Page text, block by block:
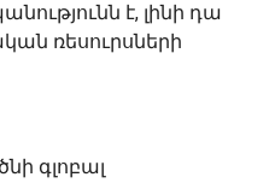
է, լինի դա
ռեսուրսների
գլոբալ